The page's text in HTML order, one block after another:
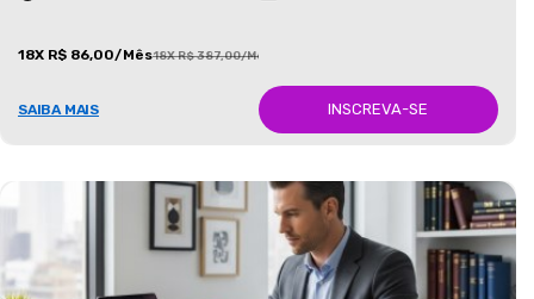
18X R$ 86,00/Mês18X R$ 387,00/Mês
SAIBA MAIS INSCREVA-SE